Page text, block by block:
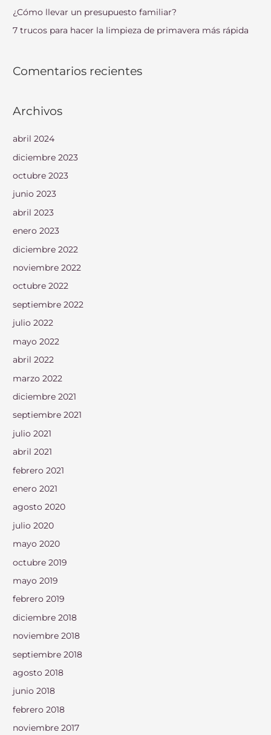
:¿Cómo llevar un presupuesto familiar?
7 trucos para hacer la limpieza de primavera más rápida
Comentarios recientes
Archivos
abril 2024
diciembre 2023
octubre 2023
junio 2023
abril 2023
enero 2023
diciembre 2022
noviembre 2022
octubre 2022
septiembre 2022
julio 2022
mayo 2022
abril 2022
marzo 2022
diciembre 2021
septiembre 2021
julio 2021
abril 2021
febrero 2021
enero 2021
agosto 2020
julio 2020
mayo 2020
octubre 2019
mayo 2019
febrero 2019
diciembre 2018
noviembre 2018
septiembre 2018
agosto 2018
junio 2018
febrero 2018
noviembre 2017